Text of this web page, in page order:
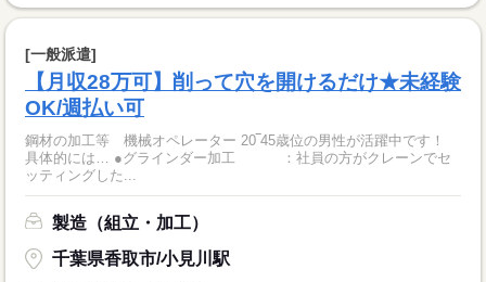
[一般派遣]
【月収28万可】削って穴を開けるだけ★未経験
OK/週払い可
鋼材の加工等 機械オペレーター 20‾45歳位の男性が活躍中です！
具体的には… ●グラインダー加工 ：社員の方がクレーンでセ
ッティングした...
製造（組立・加工）
千葉県香取市/小見川駅